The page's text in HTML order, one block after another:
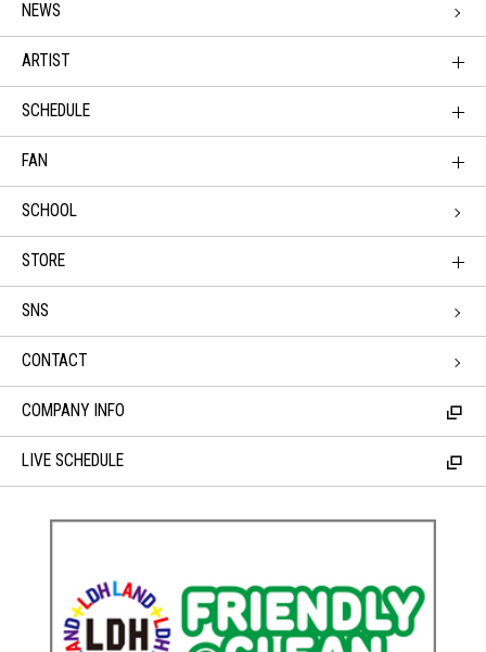
NEWS
ARTIST
SCHEDULE
FAN
SCHOOL
STORE
SNS
CONTACT
COMPANY INFO
LIVE SCHEDULE